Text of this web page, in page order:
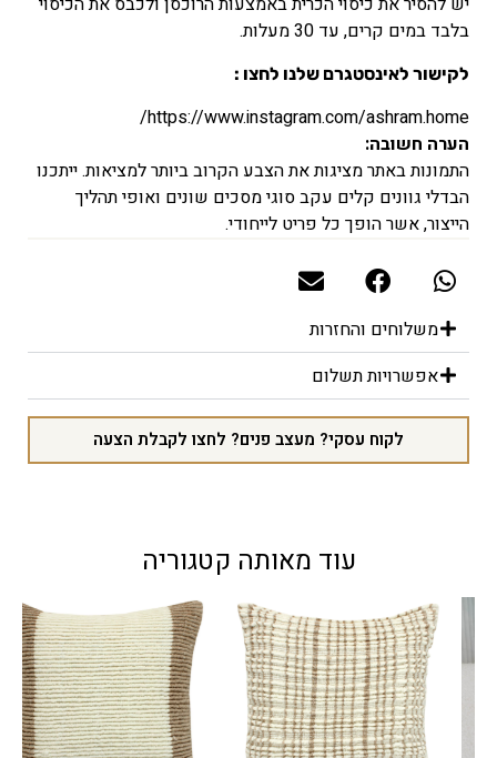
בלבד במים קרים, עד 30 מעלות.
לקישור לאינסטגרם שלנו לחצו :
https://www.instagram.com/ashram.home/
הערה חשובה:
התמונות באתר מציגות את הצבע הקרוב ביותר למציאות. ייתכנו
הבדלי גוונים קלים עקב סוגי מסכים שונים ואופי תהליך
הייצור, אשר הופך כל פריט לייחודי.
משלוחים והחזרות
אפשרויות תשלום
לקוח עסקי? מעצב פנים? לחצו לקבלת הצעה
עוד מאותה קטגוריה